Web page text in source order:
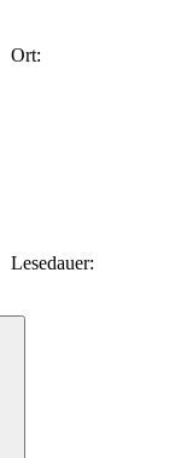
Ort:
Lesedauer: